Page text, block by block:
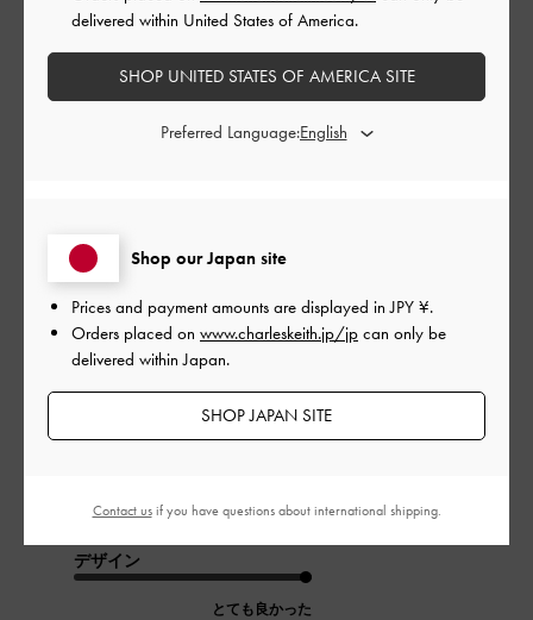
品質
ご利用者様
myoさんのレビュー
その他（シューズ以外） |カラー: ホワイト系
デザイン
とても良かった
2024-08-03
Shop our Japan site
Prices and payment amounts are displayed inJPY ¥.
Orders placed on www.charleskeith.jp/jp can only be
delivered within Japan.
SHOP JAPAN SITE
delivered within United States of America.
SHOP UNITED STATES OF AMERICA SITE
Preferred Language:
Contact usif you have questions about international shipping.